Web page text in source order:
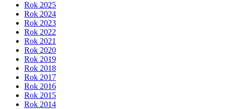
Rok 2025
Rok 2024
Rok 2023
Rok 2022
Rok 2021
Rok 2020
Rok 2019
Rok 2018
Rok 2017
Rok 2016
Rok 2015
Rok 2014